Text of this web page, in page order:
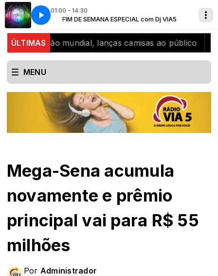
01:00 - 14:30
VIA5 FIM DE SEMANA ESPECIAL com Dj VIA5
A Radio louca por voce
ÚLTIMASmundial, lanças camisas ao público SJB
MENU
Mega-Sena acumula
novamente e prêmio
principal vai para R$ 55
milhões
Por Administrador